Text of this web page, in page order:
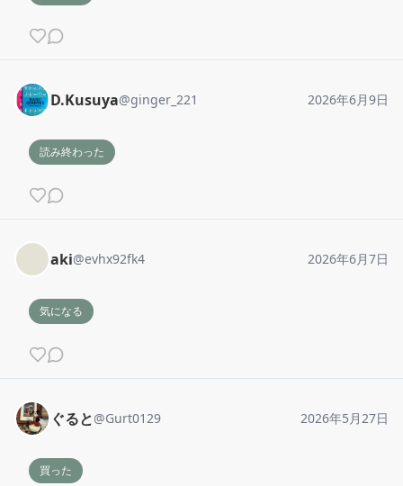
D.Kusuya@ginger_221 2026年6月9日
読み終わった
aki@evhx92fk4 2026年6月7日
気になる
ぐると@Gurt0129 2026年5月27日
買った